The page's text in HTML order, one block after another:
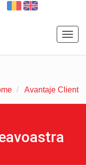
Avantaje Client